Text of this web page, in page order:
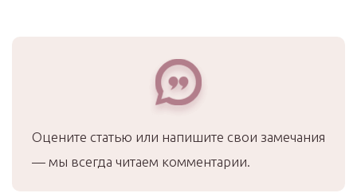
Оцените статью или напишите свои замечания
— мы всегда читаем комментарии.